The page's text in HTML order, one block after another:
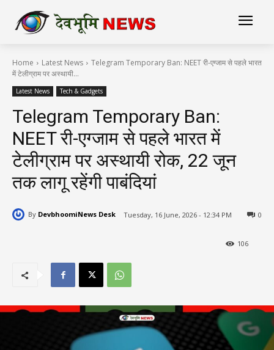
Home Latest News
Telegram Temporary Ban: NEET री-एग्जाम से पहले भारत
में टेलीग्राम पर अस्थायी...
Latest News Tech & Gadgets
Telegram Temporary Ban:
NEET री-एग्जाम से पहले भारत में
टेलीग्राम पर अस्थायी रोक, 22 जून
तक लागू रहेंगी पाबंदियां
By DevbhoomiNews Desk Tuesday, 16 June, 2026 - 12:34 PM 0
106